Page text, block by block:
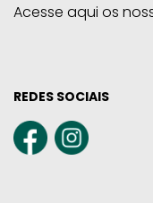
Acesse aqui os
REDES SOCIAIS